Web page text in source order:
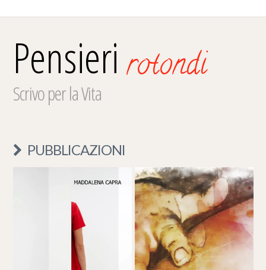
Pensierirotondi
Scrivo per la Vita
PUBBLICAZIONI